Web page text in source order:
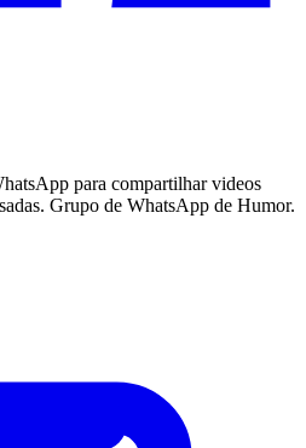
para compartilhar videos
Grupo de WhatsApp de Humor.